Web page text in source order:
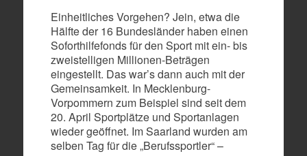
Einheitliches Vorgehen? Jein, etwa die
Hälfte der 16 Bundesländer haben einen
Soforthilfefonds für den Sport mit ein- bis
zweistelligen Millionen-Beträgen
eingestellt. Das war’s dann auch mit der
Gemeinsamkeit. In Mecklenburg-
Vorpommern zum Beispiel sind seit dem
20. April Sportplätze und Sportanlagen
wieder geöffnet. Im Saarland wurden am
selben Tag für die „Berufssportler“ –